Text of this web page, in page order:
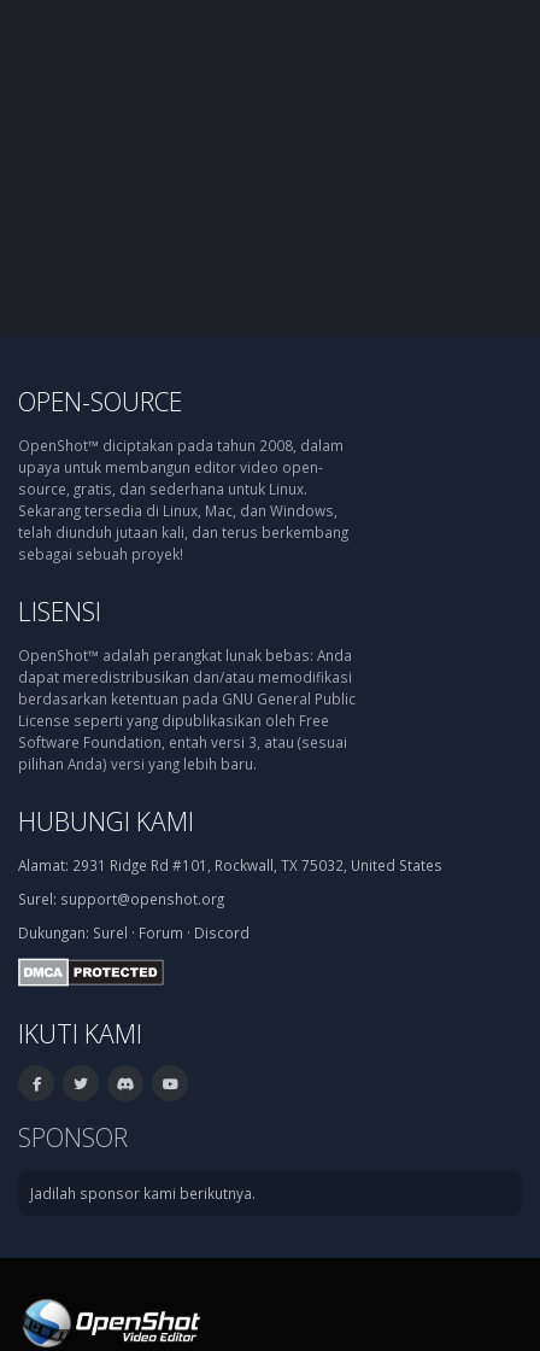
OPEN-SOURCE
OpenShot™ diciptakan pada tahun 2008, dalam
upaya untuk membangun editor video open-
source, gratis, dan sederhana untuk Linux.
Sekarang tersedia di Linux, Mac, dan Windows,
telah diunduh jutaan kali, dan terus berkembang
sebagai sebuah proyek!
LISENSI
OpenShot™ adalah perangkat lunak bebas: Anda
dapat meredistribusikan dan/atau memodifikasi
berdasarkan ketentuan pada GNU General Public
License seperti yang dipublikasikan oleh Free
Software Foundation, entah versi 3, atau (sesuai
pilihan Anda) versi yang lebih baru.
HUBUNGI KAMI
Alamat: 2931 Ridge Rd #101, Rockwall, TX 75032, United States
Surel: support@openshot.org
Dukungan: Surel · Forum · Discord
IKUTI KAMI
SPONSOR
Jadilah sponsor kami berikutnya.